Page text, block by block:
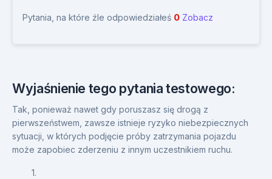
Pytania, na które źle odpowiedziałeś 0 Zobacz
Wyjaśnienie tego pytania testowego:
Tak, ponieważ nawet gdy poruszasz się drogą z
pierwszeństwem, zawsze istnieje ryzyko niebezpiecznych
sytuacji, w których podjęcie próby zatrzymania pojazdu
może zapobiec zderzeniu z innym uczestnikiem ruchu.
1.